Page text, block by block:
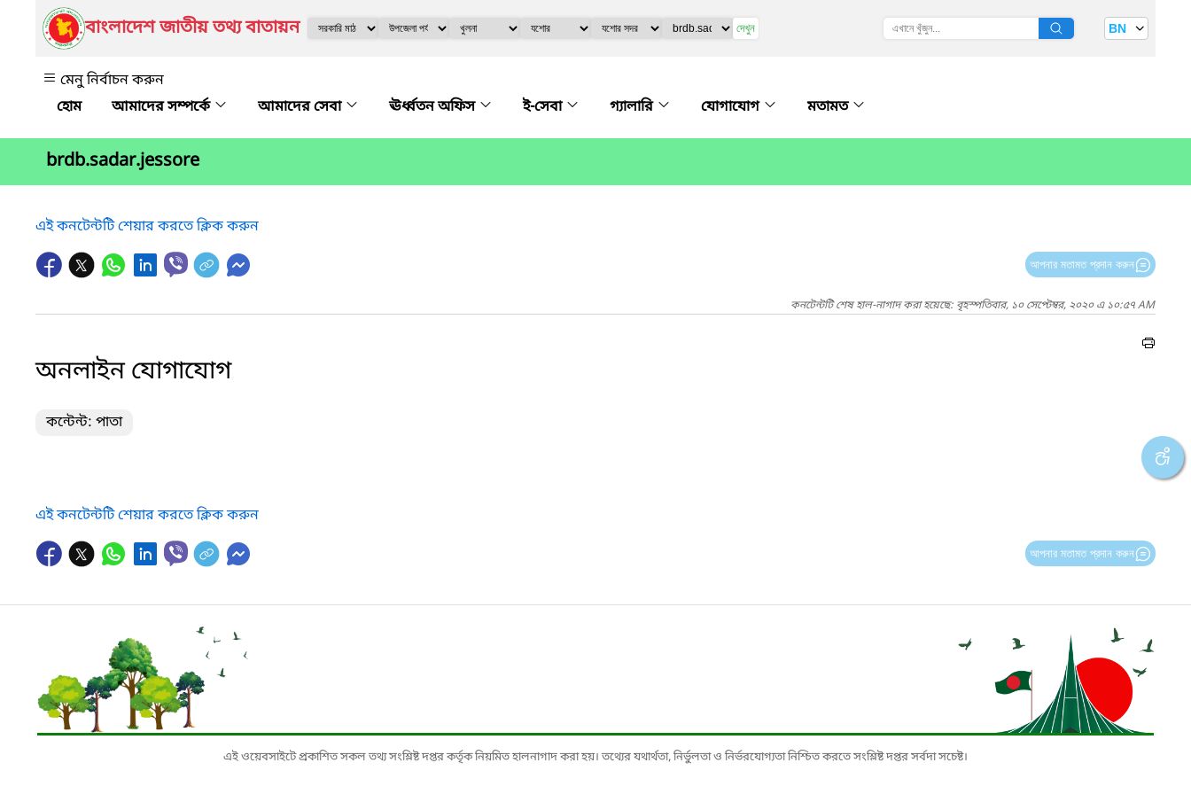
বাংলাদেশ জাতীয় তথ্য বাতায়ন দেখুন BN
মেনু নির্বাচন করুন
আমাদের সম্পর্কে
আমাদের সেবা ঊর্ধ্বতন অফিস ই-সেবা গ্যালারি যোগাযোগ মতামত
brdb.sadar.jessore
এই কনটেন্টটি শেয়ার করতে ক্লিক করুন
আপনার মতামত প্রদান করুন
কনটেন্টটি শেষ হাল-নাগাদ করা হয়েছে: বৃহস্পতিবার, ১০ সেপ্টেম্বর, ২০২০ এ ১০:৫৭ AM
অনলাইন যোগাযোগ
কন্টেন্ট: পাতা
এই কনটেন্টটি শেয়ার করতে ক্লিক করুন
আপনার মতামত প্রদান করুন
এই ওয়েবসাইটে প্রকাশিত সকল তথ্য সংশ্লিষ্ট দপ্তর কর্তৃক নিয়মিত হালনাগাদ করা হয়। তথ্যের যথার্থতা, নির্ভুলতা ও নির্ভরযোগ্যতা নিশ্চিত করতে সংশ্লিষ্ট দপ্তর সর্বদা সচেষ্ট।